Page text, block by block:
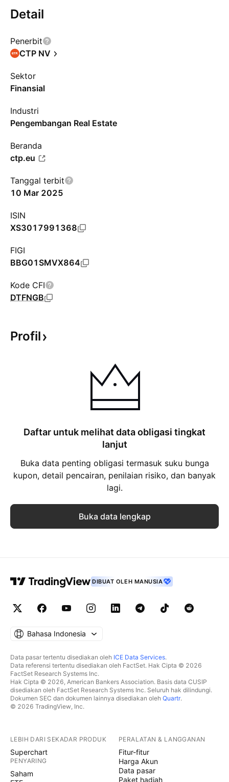
Detail
Penerbit
CTP NV
Sektor
Finansial
Industri
Pengembangan Real Estate
Beranda
ctp.eu
Tanggal terbit
10 Mar 2025
ISIN
XS3017991368
FIGI
BBG01SMVX864
Kode CFI
DTFNGB
Profil
Daftar untuk melihat data obligasi tingkat
lanjut
Buka data penting obligasi termasuk suku bunga
kupon, detail pencairan, penilaian risiko, dan banyak
lagi.
Buka data lengkap
DIBUAT OLEH MANUSIA
Bahasa Indonesia
Data pasar tertentu disediakan oleh ICE Data Services.
Data referensi tertentu disediakan oleh FactSet. Hak Cipta © 2026
FactSet Research Systems Inc.
Hak Cipta © 2026, American Bankers Association. Basis data CUSIP
disediakan oleh FactSet Research Systems Inc. Seluruh hak dilindungi.
Dokumen SEC dan dokumen lainnya disediakan oleh Quartr.
© 2026 TradingView, Inc.
LEBIH DARI SEKADAR PRODUK
Superchart
PENYARING
Saham
PERALATAN & LANGGANAN
Fitur-fitur
Harga Akun
Data pasar
Paket hadiah